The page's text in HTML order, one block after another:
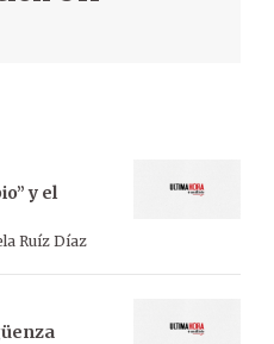
y el
Ruíz Díaz